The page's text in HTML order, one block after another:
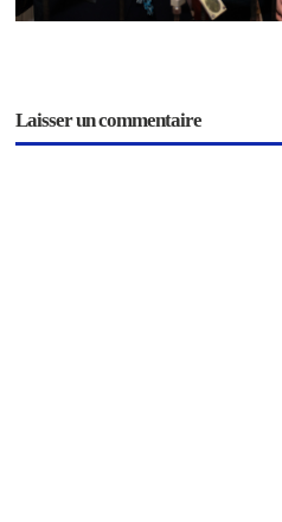
Laisser un commentaire